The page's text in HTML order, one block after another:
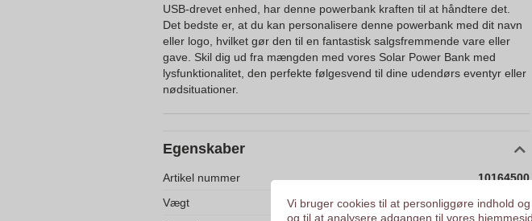
USB-drevet enhed, har denne powerbank kraften til at håndtere det.
Det bedste er, at du kan personalisere denne powerbank med dit navn
eller logo, hvilket gør den til en fantastisk salgsfremmende vare eller
gave. Skil dig ud fra mængden med vores Solar Power Bank med
lysfunktionalitet, den perfekte følgesvend til dine udendørs eventyr eller
nødsituationer.
Egenskaber
Artikel nummer
10164500
Vægt
0.313 kg
Vi bruger cookies til at personliggøre indhold
og til at analysere adgangen til vores